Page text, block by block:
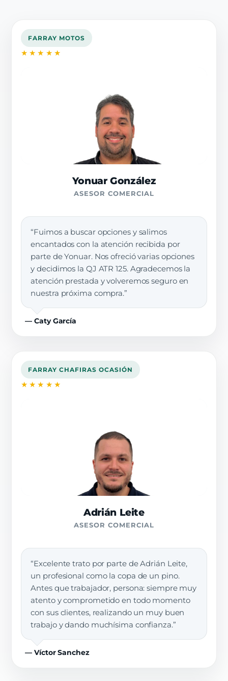
FARRAY MOTOS
★★★★★
Yonuar González
ASESOR COMERCIAL
“Fuimos a buscar opciones y salimos
encantados con la atención recibida por
parte de Yonuar. Nos ofreció varias opciones
y decidimos la QJ ATR 125. Agradecemos la
atención prestada y volveremos seguro en
nuestra próxima compra.”
— Caty García
FARRAY CHAFIRAS OCASIÓN
★★★★★
Adrián Leite
ASESOR COMERCIAL
“Excelente trato por parte de Adrián Leite,
un profesional como la copa de un pino.
Antes que trabajador, persona: siempre muy
atento y comprometido en todo momento
con sus clientes, realizando un muy buen
trabajo y dando muchísima confianza.”
— Víctor Sanchez